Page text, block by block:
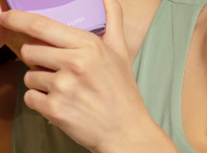
I miei dispositivi
I miei ordini
I miei indirizzi
I miei abbonamenti
Elixir
Set
Español
Português
Русский
文 繁體中文